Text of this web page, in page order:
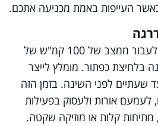
העייפות באמת מכניעה אתכם.
אי אפשר לצפות מהמוח לעבור ממצב של 100 קמ"ש של
בלחיצת כפתור. מומלץ לייצר
לפני השינה. בזמן הזה
אורות ולעסוק בפעילות
קלות או מוזיקה שקטה.